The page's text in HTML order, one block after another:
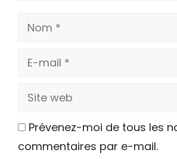
Nom
E-
Site
Prévenez-moi de tous les
commentaires par e-mail.